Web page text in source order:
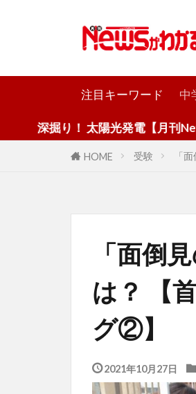
注目キーワード 中
太陽光発電【月刊Newsがわかる９
HOME 受験 「
「面倒
は？ 【
グ②】
2021年10月27日